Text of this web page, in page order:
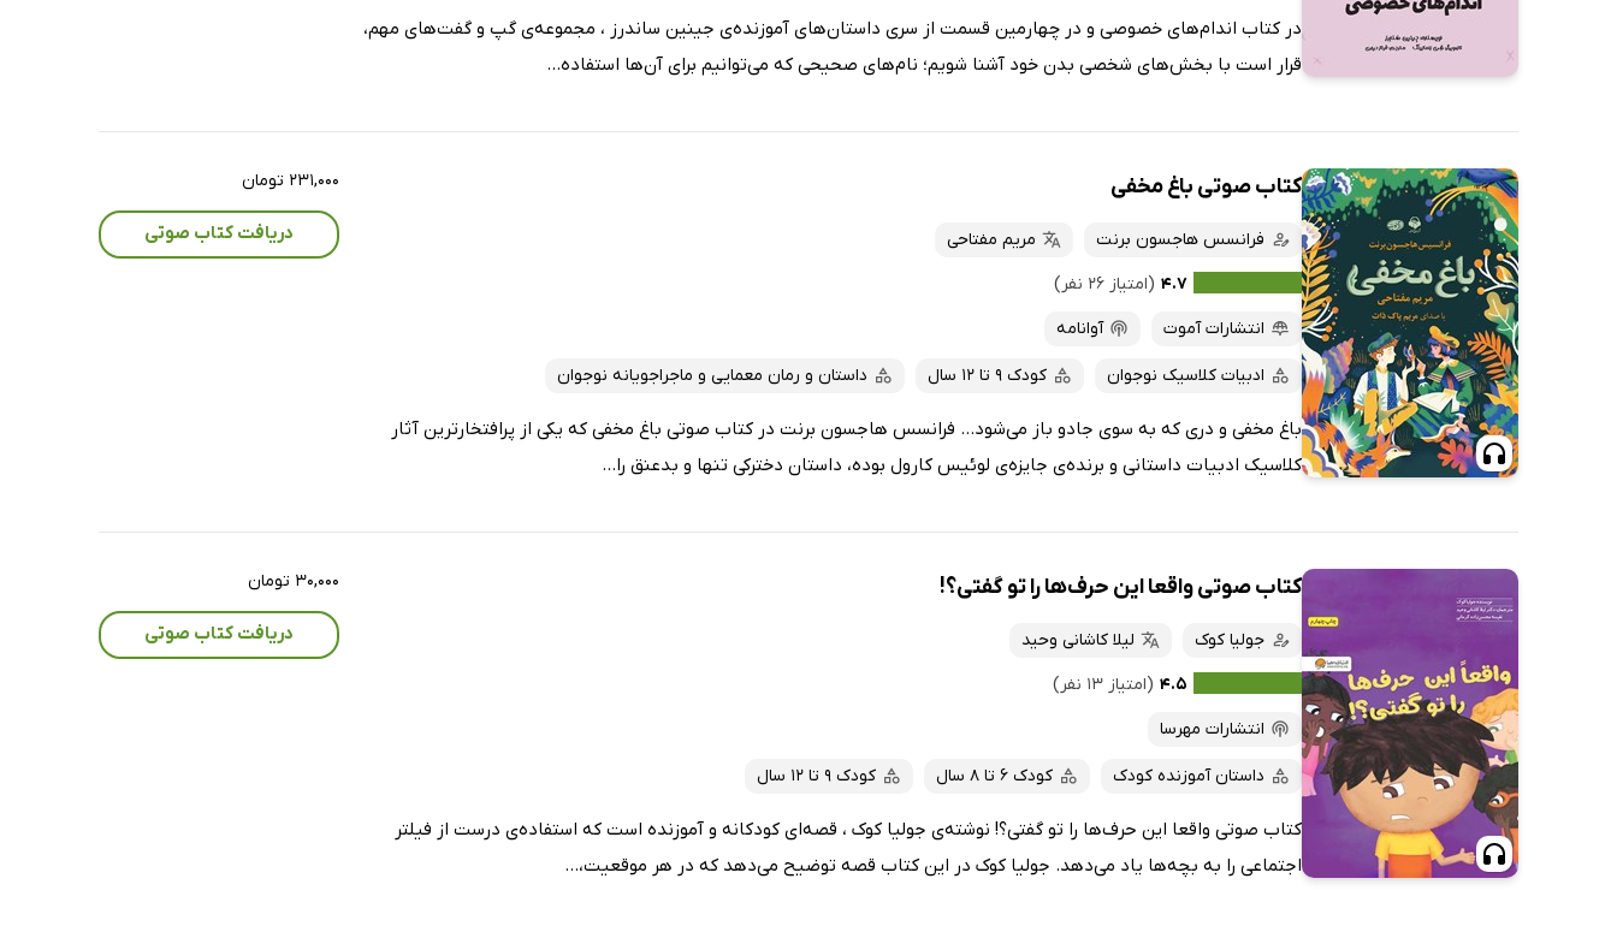
در کتاب اندام‌های خصوصی و در چهارمین قسمت از سری داستان‌های آموزنده‌ی جینین ساندرز ، مجموعه‌ی گپ و گفت‌های مهم،
قرار است با بخش‌های شخصی بدن خود آشنا شویم؛ نام‌های صحیحی که می‌توانیم برای آن‌ها استفاده...
کتاب صوتی باغ مخفی
فرانسس هاجسون برنت
مریم مفتاحی
۴.۷ (امتیاز ۲۶ نفر)
انتشارات آموت
آوانامه
ادبیات کلاسیک نوجوان کودک 9 تا 12 سال داستان و رمان معمایی و ماجراجویانه نوجوان
باغ مخفی و دری که به سوی جادو باز می‌شود... فرانسس هاجسون برنت در کتاب صوتی باغ مخفی که یکی از پرافتخارترین آثار
کلاسیک ادبیات داستانی و برنده‌ی جایزه‌ی لوئیس کارول بوده، داستان دخترکی تنها و بدعنق را...
۲۳۱,۰۰۰ تومان
دریافت کتاب صوتی
کتاب صوتی واقعا این حرف‌ها را تو گفتی؟!
جولیا کوک
لیلا کاشانی وحید
۴.۵ (امتیاز ۱۳ نفر)
انتشارات مهرسا
داستان آموزنده کودک کودک 6 تا 8 سال کودک 9 تا 12 سال
کتاب صوتی واقعا این حرف‌ها را تو گفتی؟! نوشته‌ی جولیا کوک ، قصه‌ای کودکانه و آموزنده است که استفاده‌ی درست از فیلتر
اجتماعی را به بچه‌ها یاد می‌دهد. جولیا کوک در این کتاب قصه توضیح می‌دهد که در هر موقعیت،...
۳۰,۰۰۰ تومان
دریافت کتاب صوتی